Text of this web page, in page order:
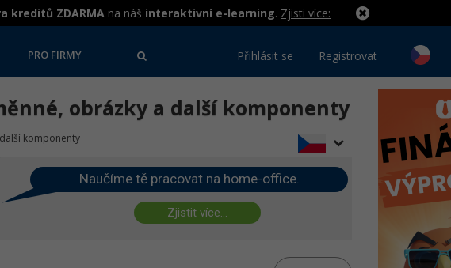
kreditů ZDARMA na náš interaktivní e-learning. Zjisti více:
PRO FIRMY Přihlásit se Registrovat
obrázky a další komponenty
komponenty
Naučíme tě pracovat na home-office.
Zjistit více...